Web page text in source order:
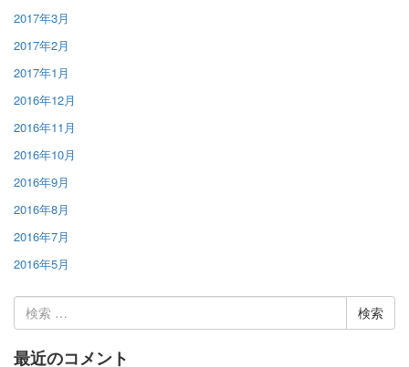
2017年3月
2017年2月
2017年1月
2016年12月
2016年11月
2016年10月
2016年9月
2016年8月
2016年7月
2016年5月
索:
最近のコメント